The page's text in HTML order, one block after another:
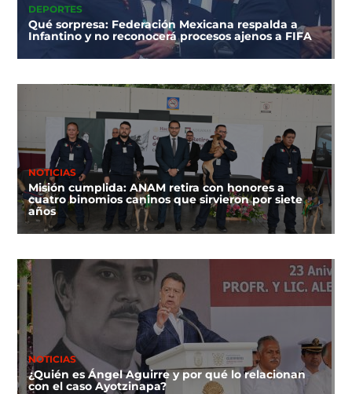
DEPORTES
Qué sorpresa: Federación Mexicana respalda a
Infantino y no reconocerá procesos ajenos a FIFA
NOTICIAS
Misión cumplida: ANAM retira con honores a
cuatro binomios caninos que sirvieron por siete
años
NOTICIAS
¿Quién es Ángel Aguirre y por qué lo relacionan
con el caso Ayotzinapa?